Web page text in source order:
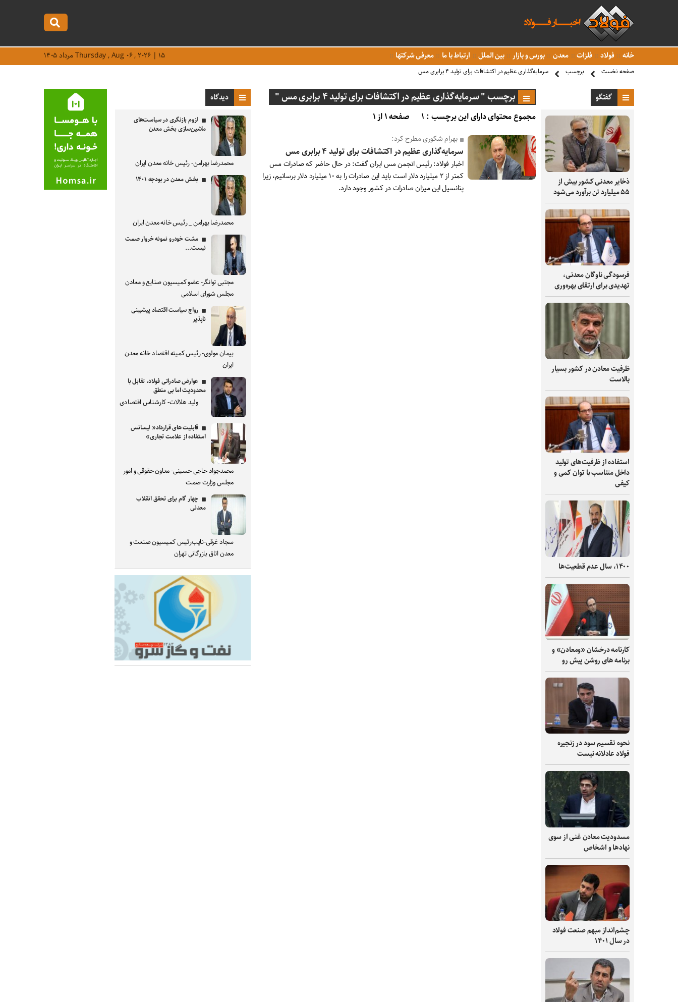
خانه فولاد فلزات معدن بورس و بازار بین الملل ارتباط با ما معرفی شرکتها Thursday , Aug ۰۶ , ۲۰۲۶ | ۱۵ مرداد ۱۴۰۵
صفحه نخست برچسب سرمایه‌گذاری عظیم در اکتشافات برای تولید ۴ برابری مس
گفتگو
ذخایر معدنی کشور بیش از
۵۵ میلیارد تن برآورد می‌شود
فرسودگی ناوگان معدنی،
تهدیدی برای ارتقای بهره‌وری
ظرفیت‌ معادن در کشور بسیار
بالاست
استفاده از ظرفیت‌های تولید
داخل متناسب با توان کمی و
کیفی
۱۴۰۰، سال عدم قطعیت‌ها
کارنامه درخشان «ومعادن» و
برنامه های روشن پیش رو
نحوه تقسیم سود در زنجیره
فولاد عادلانه نیست
مسدودیت معادن غنی از سوی
نهادها و اشخاص
چشم‌انداز مبهم صنعت فولاد
در سال ۱۴۰۱
برچسب " سرمایه‌گذاری عظیم در اکتشافات برای تولید ۴ برابری مس "
مجموع محتوای دارای این برچسب : ۱ صفحه ۱ از ۱
بهرام شکوری مطرح کرد:
سرمایه‌گذاری عظیم در اکتشافات برای تولید ۴ برابری مس
اخبار فولاد: رئیس انجمن مس ایران گفت: در حال حاضر که صادرات مس
کمتر از ۲ میلیارد دلار است باید این صادرات را به ۱۰ میلیارد دلار برسانیم، زیرا
پتانسیل این میزان صادرات در کشور وجود دارد.
دیدگاه
لزوم بازنگری در سیاست‌های
ماشین‌سازی بخش معدن
محمدرضا بهرامن- رئیس خانه معدن ایران
بخش معدن در بودجه ۱۴۰۱
محمدرضا بهرامن _ رئیس خانه معدن ایران
مشت خودرو نمونه خروار صمت
نیست...
مجتبی توانگر- عضو کمیسیون صنایع و معادن
مجلس شورای اسلامی
رواج سیاست اقتصاد پیشبینی
ناپذیر
پیمان مولوی- رئیس کمیته اقتصاد خانه معدن
ایران
عوارض صادراتی فولاد، تقابل با
محدودیت اما بی منطق
ولید هلالات- کارشناس اقتصادی
قابلیت های قرارداد« لیسانس
استفاده از علامت تجاری»
محمدجواد حاجی حسینی- معاون حقوقی و امور
مجلس وزارت صمت
چهار گام برای تحقق انقلاب
معدنی
سجاد غرقی-نایب‌رئیس کمیسیون صنعت و
معدن اتاق بازرگانی تهران